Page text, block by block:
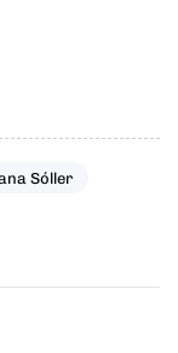
Sóller